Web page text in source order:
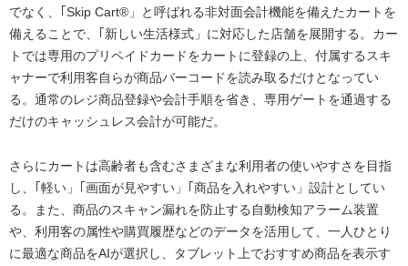
でなく、｢Skip Cart®」と呼ばれる非対面会計機能を備えたカートを
備えることで、｢新しい生活様式」に対応した店舗を展開する。カー
トでは専用のプリペイドカードをカートに登録の上、付属するスキ
ャナーで利用客自らが商品バーコードを読み取るだけとなってい
る。通常のレジ商品登録や会計手順を省き、専用ゲートを通過する
だけのキャッシュレス会計が可能だ。
さらにカートは高齢者も含むさまざまな利用者の使いやすさを目指
し、｢軽い」｢画面が見やすい」｢商品を入れやすい」設計としてい
る。また、商品のスキャン漏れを防止する自動検知アラーム装置
や、利用客の属性や購買履歴などのデータを活用して、一人ひとり
に最適な商品をAIが選択し、タブレット上でおすすめ商品を表示す